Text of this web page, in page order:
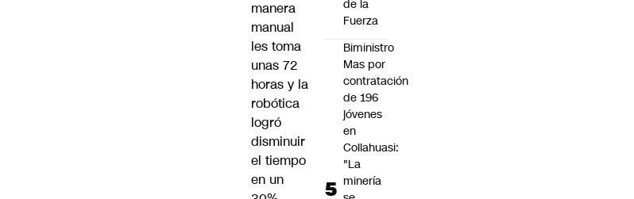
manera
manual
les toma
unas 72
horas y la
robótica
logró
disminuir
el tiempo
en un
de la
Fuerza
Biministro
Mas por
contratación
de 196
jóvenes
en
Collahuasi:
"La
minería